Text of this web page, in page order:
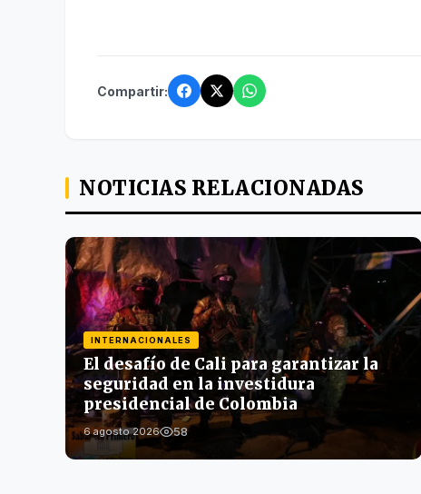
Compartir:
NOTICIAS RELACIONADAS
INTERNACIONALES
El desafío de Cali para garantizar la
seguridad en la investidura
presidencial de Colombia
6 agosto 2026 58